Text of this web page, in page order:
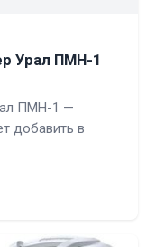
Урал ПМН-1
ПМН-1 —
добавить в